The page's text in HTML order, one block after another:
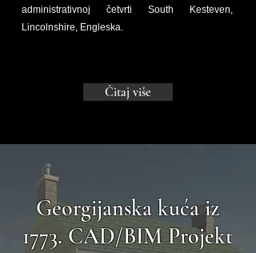
administrativnoj četvrti South Kesteven,
Lincolnshire, Engleska.
Čitaj više
Georgijanska kuća iz
1773. CAD/BIM Projekt